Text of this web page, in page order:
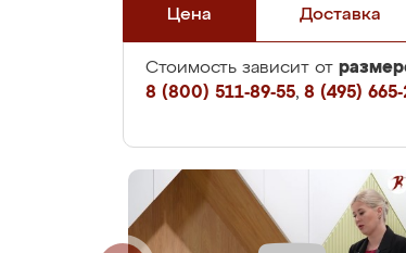
Цена Доставка
Стоимость зависит от
8 (800) 511-89-55, 8 (495)